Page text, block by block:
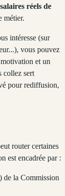
salaires réels de
métier.
intéresse (sur
vous pouvez
et un
collez sert
pour rediffusion,
router certaines
est encadrée par :
de la Commission